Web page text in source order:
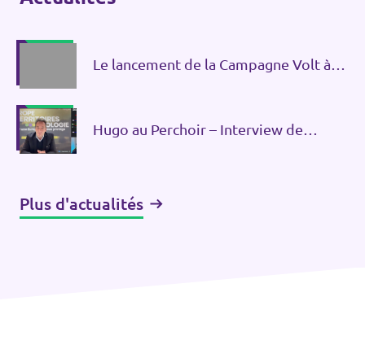
Le lancement de la Campagne Volt à
Hugo au Perchoir – Interview de
Plus d'actualités